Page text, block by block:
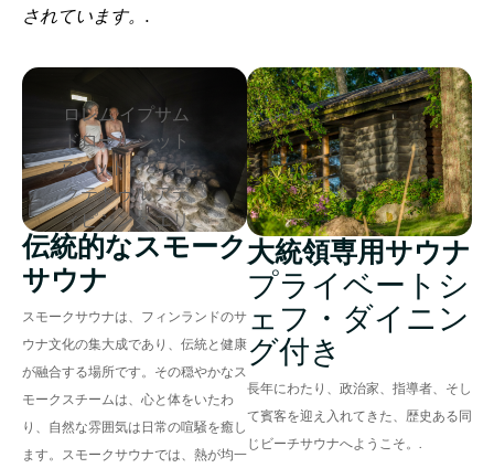
されています。.
ロレム イプサム
ドロール シット
アメット、コンセ
クテトゥル アデ
ィピシング エリ
ート、セド ド エ
イウスモド テン
プール インシデ
ィドゥント ウト
ラボレ エ ドロー
ル マグナ アリク
イア。.
伝統的なスモーク
サウナ
スモークサウナは、フィンランドのサ
ウナ文化の集大成であり、伝統と健康
が融合する場所です。その穏やかなス
モークスチームは、心と体をいたわ
り、自然な雰囲気は日常の喧騒を癒し
ます。スモークサウナでは、熱が均一
大統領専用サウナ
プライベートシ
ェフ・ダイニン
グ付き
長年にわたり、政治家、指導者、そし
て賓客を迎え入れてきた、歴史ある同
じビーチサウナへようこそ。.